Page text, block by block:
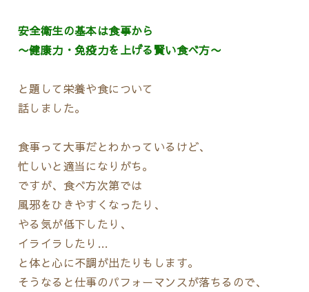
安全衛生の基本は食事から
〜健康力・免疫力を上げる賢い食べ方〜
と題して栄養や食について
話しました。
食事って大事だとわかっているけど、
忙しいと適当になりがち。
ですが、食べ方次第では
風邪をひきやすくなったり、
やる気が低下したり、
イライラしたり…
と体と心に不調が出たりもします。
そうなると仕事のパフォーマンスが落ちるので、